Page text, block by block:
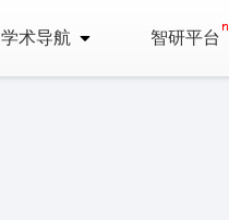
学术导航 智研平台